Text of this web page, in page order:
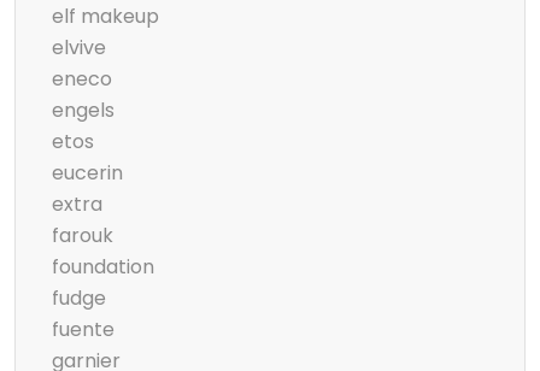
elf makeup
elvive
eneco
engels
etos
eucerin
extra
farouk
foundation
fudge
fuente
garnier